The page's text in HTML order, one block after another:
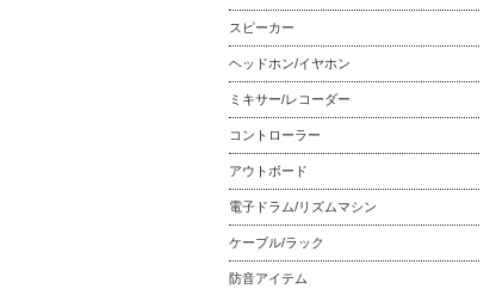
スピーカー
ヘッドホン/イヤホン
ミキサー/レコーダー
コントローラー
アウトボード
電子ドラム/リズムマシン
ケーブル/ラック
防音アイテム